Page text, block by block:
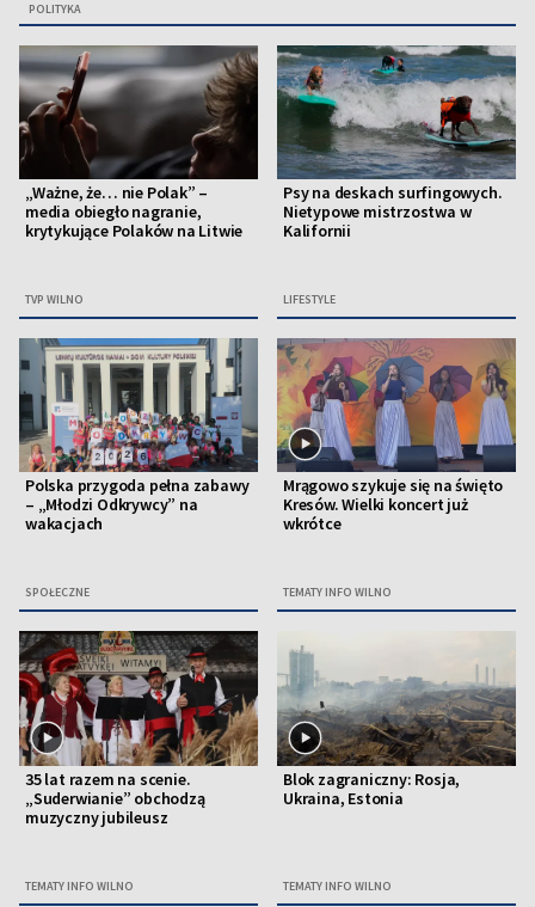
POLITYKA
„Ważne, że… nie Polak” –
media obiegło nagranie,
krytykujące Polaków na Litwie
TVP WILNO
Psy na deskach surfingowych.
Nietypowe mistrzostwa w
Kalifornii
LIFESTYLE
Polska przygoda pełna zabawy
– „Młodzi Odkrywcy” na
wakacjach
SPOŁECZNE
Mrągowo szykuje się na święto
Kresów. Wielki koncert już
wkrótce
TEMATY INFO WILNO
35 lat razem na scenie.
„Suderwianie” obchodzą
muzyczny jubileusz
TEMATY INFO WILNO
Blok zagraniczny: Rosja,
Ukraina, Estonia
TEMATY INFO WILNO